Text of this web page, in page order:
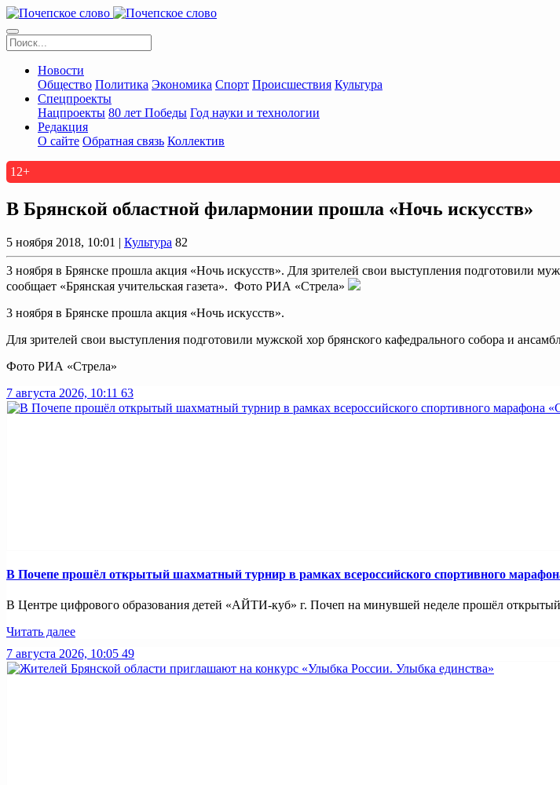
Новости
Общество Политика Экономика Спорт Происшествия Культура
Спецпроекты
Нацпроекты 80 лет Победы Год науки и технологии
Редакция
О сайте Обратная связь Коллектив
12+
В Брянской областной филармонии прошла «Ночь искусств»
5 ноября 2018, 10:01 | Культура 82
3 ноября в Брянске прошла акция «Ночь искусств». Для зрителей свои выступления подготовили
сообщает «Брянская учительская газета». Фото РИА «Стрела»
3 ноября в Брянске прошла акция «Ночь искусств».
Для зрителей свои выступления подготовили мужской хор брянского кафедрального собора и
Фото РИА «Стрела»
7 августа 2026, 10:11 63
В Почепе прошёл открытый шахматный турнир в рамках всероссийского спортивного
В Центре цифрового образования детей «АЙТИ-куб» г. Почеп на минувшей неделе прошёл
Читать далее
7 августа 2026, 10:05 49